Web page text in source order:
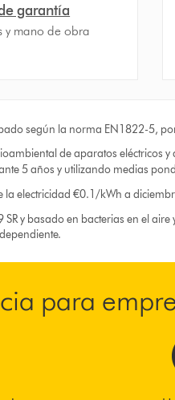
garantía
y mano de obra
según la norma EN1822-5,
de aparatos eléctricos
5 años y utilizando medias
la electricidad €0.1/kWh a
SR y basado en bacterias en el
para